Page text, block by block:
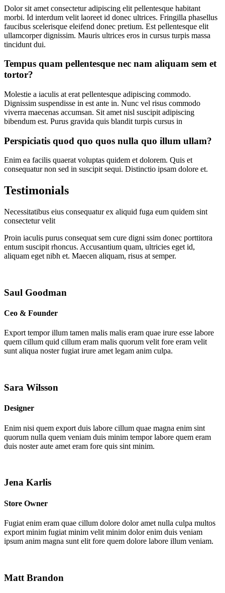
Dolor sit amet consectetur adipiscing elit pellentesque habitant
morbi. Id interdum velit laoreet id donec ultrices. Fringilla phasellus
faucibus scelerisque eleifend donec pretium. Est pellentesque elit
ullamcorper dignissim. Mauris ultrices eros in cursus turpis massa
tincidunt dui.
Tempus quam pellentesque nec nam aliquam sem et
tortor?
Molestie a iaculis at erat pellentesque adipiscing commodo.
Dignissim suspendisse in est ante in. Nunc vel risus commodo
viverra maecenas accumsan. Sit amet nisl suscipit adipiscing
bibendum est. Purus gravida quis blandit turpis cursus in
Perspiciatis quod quo quos nulla quo illum ullam?
Enim ea facilis quaerat voluptas quidem et dolorem. Quis et
consequatur non sed in suscipit sequi. Distinctio ipsam dolore et.
Testimonials
Necessitatibus eius consequatur ex aliquid fuga eum quidem sint
consectetur velit
Proin iaculis purus consequat sem cure digni ssim donec porttitora
entum suscipit rhoncus. Accusantium quam, ultricies eget id,
aliquam eget nibh et. Maecen aliquam, risus at semper.
Saul Goodman
Ceo & Founder
Export tempor illum tamen malis malis eram quae irure esse labore
quem cillum quid cillum eram malis quorum velit fore eram velit
sunt aliqua noster fugiat irure amet legam anim culpa.
Sara Wilsson
Designer
Enim nisi quem export duis labore cillum quae magna enim sint
quorum nulla quem veniam duis minim tempor labore quem eram
duis noster aute amet eram fore quis sint minim.
Jena Karlis
Store Owner
Fugiat enim eram quae cillum dolore dolor amet nulla culpa multos
export minim fugiat minim velit minim dolor enim duis veniam
ipsum anim magna sunt elit fore quem dolore labore illum veniam.
Matt Brandon